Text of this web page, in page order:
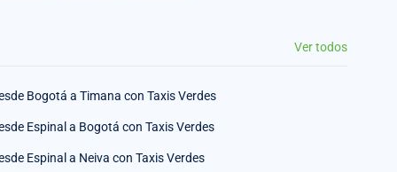
Ver todos
Bogotá a Timana con Taxis Verdes
Espinal a Bogotá con Taxis Verdes
Espinal a Neiva con Taxis Verdes